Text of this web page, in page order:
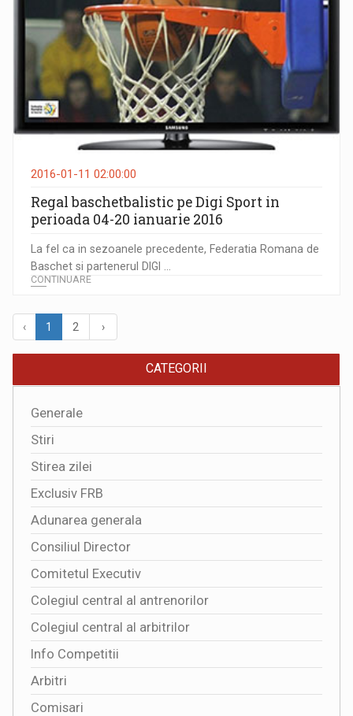
2016-01-11 02:00:00
Regal baschetbalistic pe Digi Sport in
perioada 04-20 ianuarie 2016
La fel ca in sezoanele precedente, Federatia Romana de
Baschet si partenerul DIGI ...
CONTINUARE
‹ 1 2 ›
CATEGORII
Generale
Stiri
Stirea zilei
Exclusiv FRB
Adunarea generala
Consiliul Director
Comitetul Executiv
Colegiul central al antrenorilor
Colegiul central al arbitrilor
Info Competitii
Arbitri
Comisari